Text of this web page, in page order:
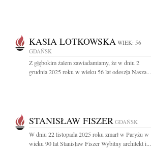
KASIA LOTKOWSKA WIEK: 56
GDAŃSK
Z głębokim żalem zawiadamiamy, że w dniu 2
grudnia 2025 roku w wieku 56 lat odeszła Nasza...
STANISŁAW FISZER GDAŃSK
W dniu 22 listopada 2025 roku zmarł w Paryżu w
wieku 90 lat Stanisław Fiszer Wybitny architekt i...